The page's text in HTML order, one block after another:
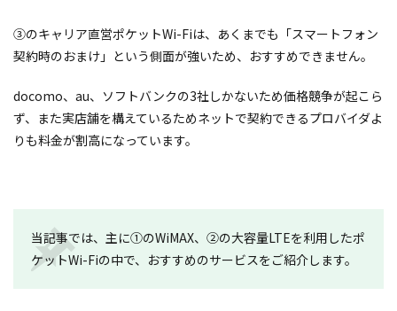
③のキャリア直営ポケットWi-Fiは、あくまでも「スマートフォン
契約時のおまけ」という側面が強いため、おすすめできません。
docomo、au、ソフトバンクの3社しかないため価格競争が起こら
ず、また実店舗を構えているためネットで契約できるプロバイダよ
りも料金が割高になっています。
当記事では、主に①のWiMAX、②の大容量LTEを利用したポ
ケットWi-Fiの中で、おすすめのサービスをご紹介します。